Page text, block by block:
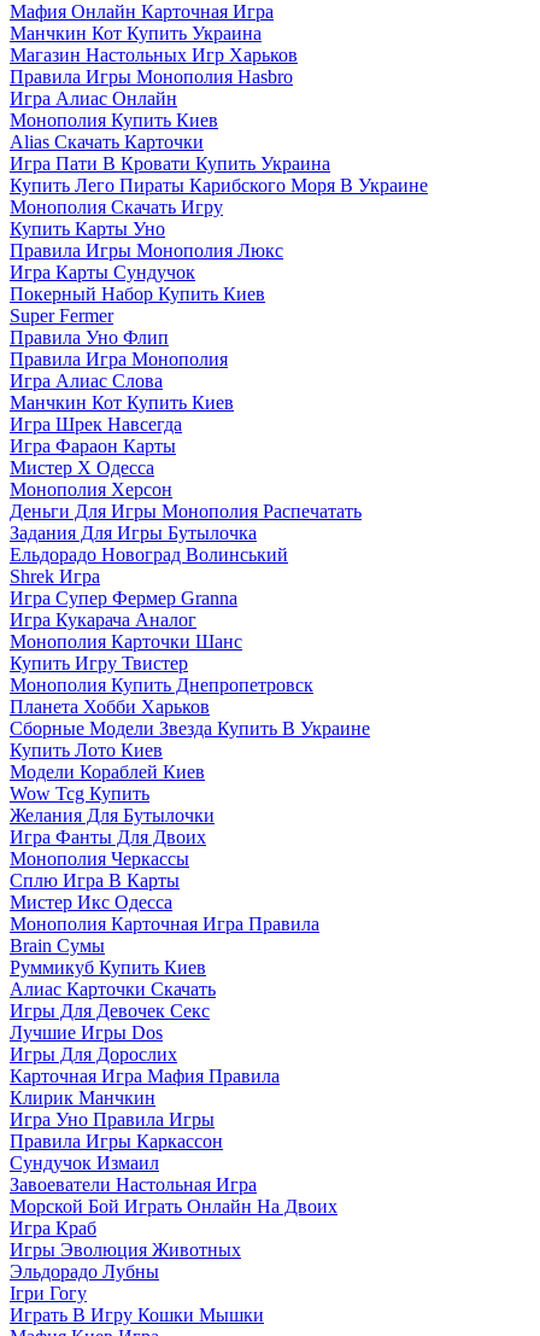
Мафия Онлайн Карточная Игра
Манчкин Кот Купить Украина
Магазин Настольных Игр Харьков
Правила Игры Монополия Hasbro
Игра Алиас Онлайн
Монополия Купить Киев
Alias Скачать Карточки
Игра Пати В Кровати Купить Украина
Купить Лего Пираты Карибского Моря В Украине
Монополия Скачать Игру
Купить Карты Уно
Правила Игры Монополия Люкс
Игра Карты Сундучок
Покерный Набор Купить Киев
Super Fermer
Правила Уно Флип
Правила Игра Монополия
Игра Алиас Слова
Манчкин Кот Купить Киев
Игра Шрек Навсегда
Игра Фараон Карты
Мистер Х Одесса
Монополия Херсон
Деньги Для Игры Монополия Распечатать
Задания Для Игры Бутылочка
Ельдорадо Новоград Волинський
Shrek Игра
Игра Супер Фермер Granna
Игра Кукарача Аналог
Монополия Карточки Шанс
Купить Игру Твистер
Монополия Купить Днепропетровск
Планета Хобби Харьков
Сборные Модели Звезда Купить В Украине
Купить Лото Киев
Модели Кораблей Киев
Wow Tcg Купить
Желания Для Бутылочки
Игра Фанты Для Двоих
Монополия Черкассы
Сплю Игра В Карты
Мистер Икс Одесса
Монополия Карточная Игра Правила
Brain Сумы
Руммикуб Купить Киев
Алиас Карточки Скачать
Игры Для Девочек Секс
Лучшие Игры Dos
Игры Для Дорослих
Карточная Игра Мафия Правила
Клирик Манчкин
Игра Уно Правила Игры
Правила Игры Каркассон
Сундучок Измаил
Завоеватели Настольная Игра
Морской Бой Играть Онлайн На Двоих
Игра Краб
Игры Эволюция Животных
Эльдорадо Лубны
Ігри Гогу
Играть В Игру Кошки Мышки